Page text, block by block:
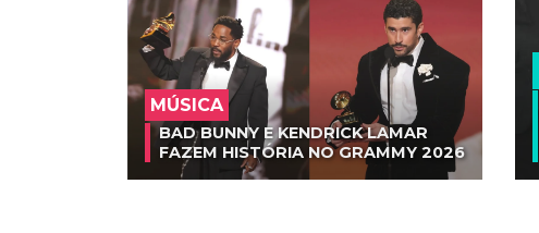
MÚSICA
BAD BUNNY E KENDRICK LAMAR
FAZEM HISTÓRIA NO GRAMMY 2026